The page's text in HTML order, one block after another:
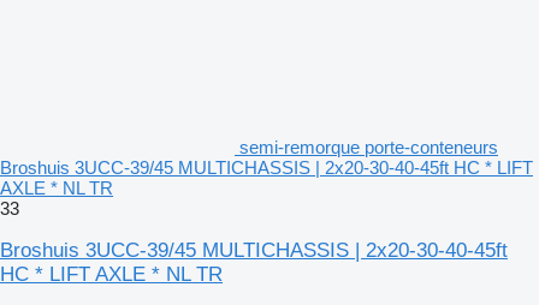
semi-remorque porte-conteneurs
Broshuis 3UCC-39/45 MULTICHASSIS | 2x20-30-40-45ft HC * LIFT
AXLE * NL TR
33
Broshuis 3UCC-39/45 MULTICHASSIS | 2x20-30-40-45ft
HC * LIFT AXLE * NL TR